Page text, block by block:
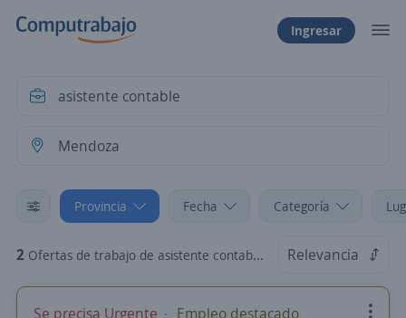
Ingresar
Provincia Fecha Categoría
2 Ofertas de trabajo de asistente contable en Mendoza Relevancia
Se precisa Urgente Empleo destacado